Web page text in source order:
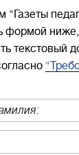
"Газеты
формой ниже,
текстовый